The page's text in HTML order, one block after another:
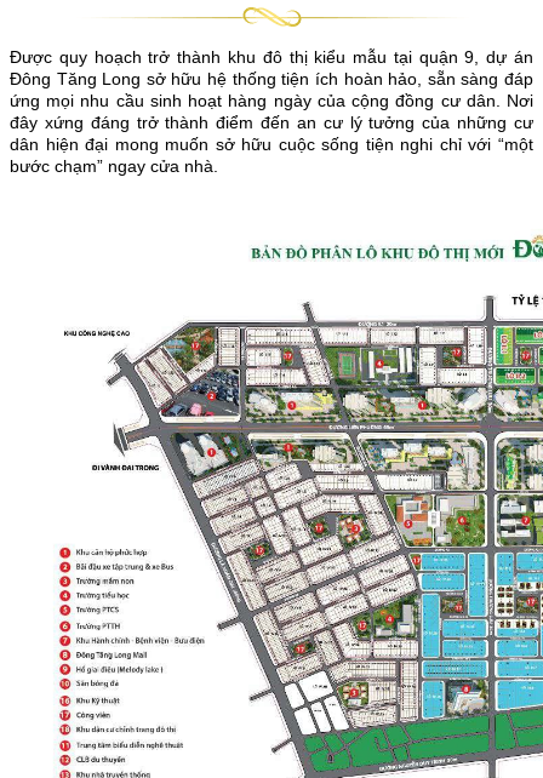
Được quy hoạch trở thành khu đô thị kiểu mẫu tại quận 9, dự án
Đông Tăng Long sở hữu hệ thống tiện ích hoàn hảo, sẵn sàng đáp
ứng mọi nhu cầu sinh hoạt hàng ngày của cộng đồng cư dân. Nơi
đây xứng đáng trở thành điểm đến an cư lý tưởng của những cư
dân hiện đại mong muốn sở hữu cuộc sống tiện nghi chỉ với “một
bước chạm” ngay cửa nhà.